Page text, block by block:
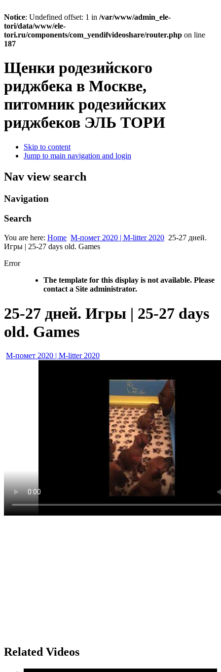
Notice: Undefined offset: 1 in /var/www/admin_ele-
tori/data/www/ele-
tori.ru/components/com_yendifvideoshare/router.php on line
187
Щенки родезийского
риджбека в Москве,
питомник родезийских
риджбеков ЭЛЬ ТОРИ
Skip to content
Jump to main navigation and login
Nav view search
Navigation
Search
You are here: Home М-помет 2020 | M-litter 2020 25-27 дней.
Игры | 25-27 days old. Games
Error
The template for this display is not available. Please
contact a Site administrator.
25-27 дней. Игры | 25-27 days
old. Games
М-помет 2020 | M-litter 2020
Related Videos